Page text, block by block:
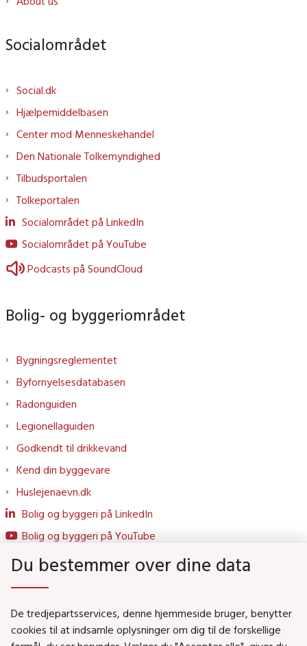
Socialområdet
Social.dk
Hjælpemiddelbasen
Center mod Menneskehandel
Den Nationale Tolkemyndighed
Tilbudsportalen
Tolkeportalen
Socialområdet på LinkedIn
Socialområdet på YouTube
Podcasts på SoundCloud
Bolig- og byggeriområdet
Bygningsreglementet
Byfornyelsesdatabasen
Radonguiden
Legionellaguiden
Godkendt til drikkevand
Kend din byggevare
Huslejenaevn.dk
Bolig og byggeri på LinkedIn
Bolig og byggeri på YouTube
Social- og Boligministeriet
Du bestemmer over dine data
De tredjepartsservices, denne hjemmeside bruger, benytter
cookies til at indsamle oplysninger om dig til de forskellige